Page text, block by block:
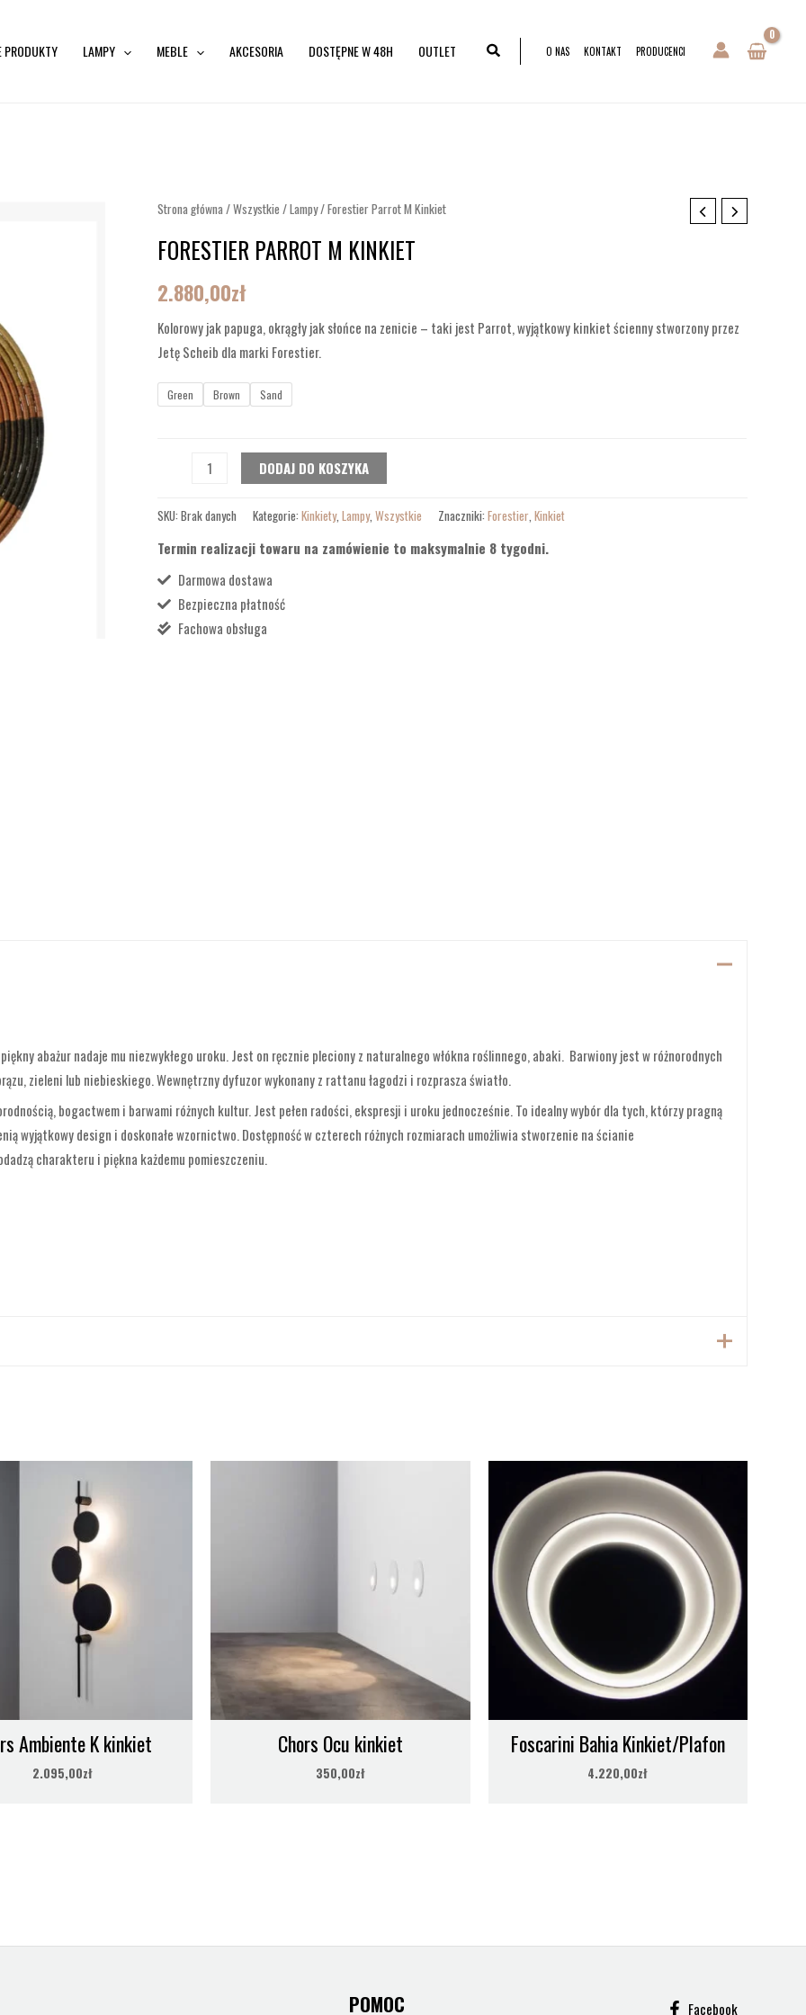
PRODUKTY LAMPY MEBLE AKCESORIA DOSTĘPNE W 48H OUTLET O NAS KONTAKT PRODUCENCI
Strona główna/Wszystkie /Lampy/ Forestier Parrot M Kinkiet
FORESTIER PARROT M KINKIET
2.880,00zł
Kolorowy jak papuga, okrągły jak słońce na zenicie – taki jest Parrot, wyjątkowy kinkiet ścienny stworzony przez
Jetę Scheib dla marki Forestier.
Green Brown Sand
ilość
Parrot
M
Kinkiet
DODAJ DO KOSZYKA
SKU:Brak danych Kategorie:Kinkiety,Lampy,Wszystkie Znaczniki:Forestier ,Kinkiet
Termin realizacji towaru na zamówienie to maksymalnie 8 tygodni.
Darmowa dostawa
Bezpieczna płatność
Fachowa obsługa
abażur nadaje mu niezwykłego uroku. Jest on ręcznie pleciony z naturalnego włókna roślinnego, abaki. Barwiony jest w różnorodnych
zieleni lub niebieskiego. Wewnętrzny dyfuzor wykonany z rattanu łagodzi i rozprasza światło.
bogactwem i barwami różnych kultur. Jest pełen radości, ekspresji i uroku jednocześnie. To idealny wybór dla tych, którzy pragną
wyjątkowy design i doskonałe wzornictwo. Dostępność w czterech różnych rozmiarach umożliwia stworzenie na ścianie
charakteru i piękna każdemu pomieszczeniu.
Ambiente K kinkiet
2.095,00zł
Chors Ocu kinkiet
350,00zł
Foscarini Bahia Kinkiet/Plafon
4.220,00zł
POMOC Facebook